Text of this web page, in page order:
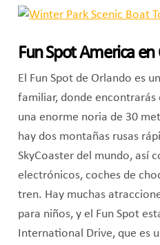
Fun Spot America
El Fun Spot de Orlando es
familiar, donde encontrarás
una enorme noria de 30
hay dos montañas rusas
SkyCoaster del mundo, así
electrónicos, coches de
tren. Hay muchas
para niños, y el Fun Spot
International Drive, que es